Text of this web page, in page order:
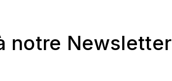
notre Newsletter